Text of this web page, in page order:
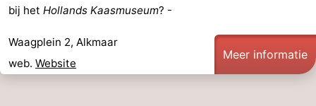
bij het Hollands Kaasmuseum? -
Waagplein 2, Alkmaar
web. Website
Meer informatie